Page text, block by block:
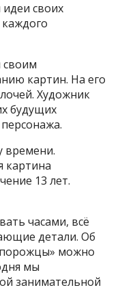
своих
своим
картин. На его
Художник
будущих
времени.
картина
13 лет.
часами, всё
детали. Об
можно
мы
занимательной